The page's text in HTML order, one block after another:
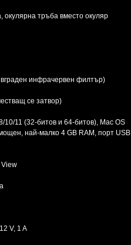
окулярна тръба вместо окуляр
инфрачервен филтър)
се затвор)
10/11 (32-битов и 64-битов), Mac OS
най-малко 4 GB RAM, порт USB
View
V, 1 A